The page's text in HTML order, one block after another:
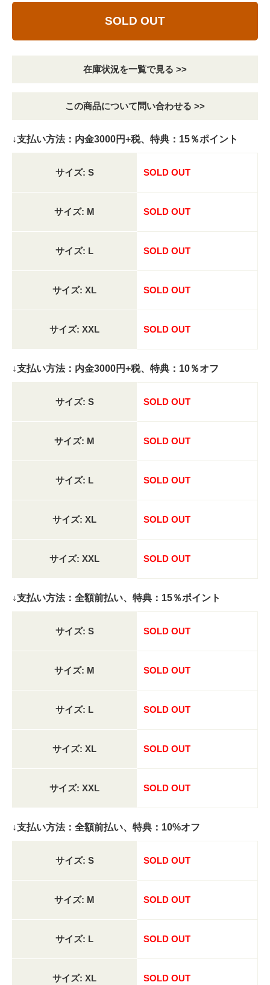
SOLD OUT
在庫状況を一覧で見る >>
この商品について問い合わせる >>
↓支払い方法：内金3000円+税、特典：15％ポイント
サイズ: S SOLD OUT
サイズ: M SOLD OUT
サイズ: L SOLD OUT
サイズ: XL SOLD OUT
サイズ: XXL SOLD OUT
↓支払い方法：内金3000円+税、特典：10％オフ
サイズ: S SOLD OUT
サイズ: M SOLD OUT
サイズ: L SOLD OUT
サイズ: XL SOLD OUT
サイズ: XXL SOLD OUT
↓支払い方法：全額前払い、特典：15％ポイント
サイズ: S SOLD OUT
サイズ: M SOLD OUT
サイズ: L SOLD OUT
サイズ: XL SOLD OUT
サイズ: XXL SOLD OUT
↓支払い方法：全額前払い、特典：10%オフ
サイズ: S SOLD OUT
サイズ: M SOLD OUT
サイズ: L SOLD OUT
サイズ: XL SOLD OUT